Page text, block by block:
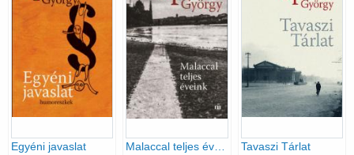
Egyéni javaslat Tavaszi Tárlat